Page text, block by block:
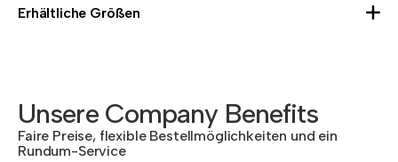
Erhältliche Größen
Unsere Company Benefits
Faire Preise, flexible Bestellmöglichkeiten und ein
Rundum-Service